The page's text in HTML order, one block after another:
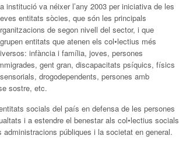
institució va néixer l’any 2003 per iniciativa de les
entitats sòcies, que són les principals
de segon nivell del sector, i que
entitats que atenen els col•lectius més
infància i família, joves, persones
gent gran, discapacitats psíquics, físics
drogodependents, persones amb
sostre, etc.
socials del país en defensa de les persones
i a estendre el benestar als col•lectius socials
públiques i la societat en general.